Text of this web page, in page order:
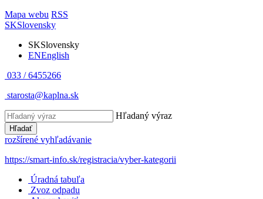
Mapa webu RSS
SKSlovensky
SKSlovensky
ENEnglish
033 / 6455266
starosta@kaplna.sk
Hľadaný výraz
Hľadať
rozšírené vyhľadávanie
https://smart-info.sk/registracia/vyber-kategorii
Úradná tabuľa
Zvoz odpadu